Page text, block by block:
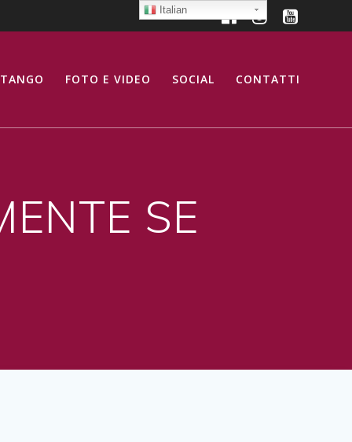
FOTO E VIDEO SOCIAL CONTATTI
SE
Italian